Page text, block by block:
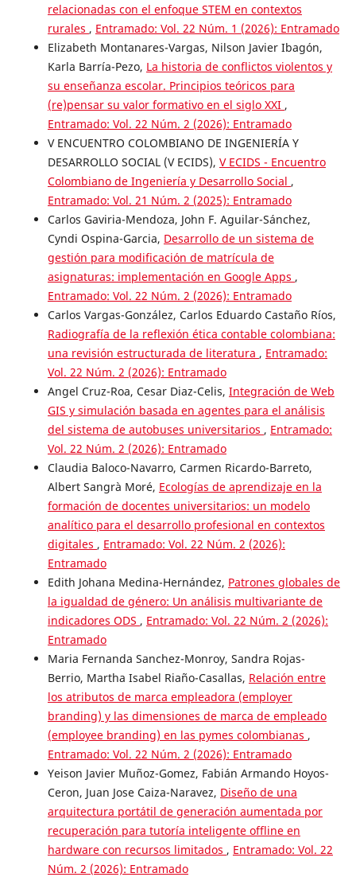
relacionadas con el enfoque STEM en contextos
rurales , Entramado: Vol. 22 Núm. 1 (2026): Entramado
Elizabeth Montanares-Vargas, Nilson Javier Ibagón,
Karla Barría-Pezo, La historia de conflictos violentos y
su enseñanza escolar. Principios teóricos para
(re)pensar su valor formativo en el siglo XXI ,
Entramado: Vol. 22 Núm. 2 (2026): Entramado
V ENCUENTRO COLOMBIANO DE INGENIERÍA Y
DESARROLLO SOCIAL (V ECIDS), V ECIDS - Encuentro
Colombiano de Ingeniería y Desarrollo Social ,
Entramado: Vol. 21 Núm. 2 (2025): Entramado
Carlos Gaviria-Mendoza, John F. Aguilar-Sánchez,
Cyndi Ospina-Garcia, Desarrollo de un sistema de
gestión para modificación de matrícula de
asignaturas: implementación en Google Apps ,
Entramado: Vol. 22 Núm. 2 (2026): Entramado
Carlos Vargas-González, Carlos Eduardo Castaño Ríos,
Radiografía de la reflexión ética contable colombiana:
una revisión estructurada de literatura , Entramado:
Vol. 22 Núm. 2 (2026): Entramado
Angel Cruz-Roa, Cesar Diaz-Celis, Integración de Web
GIS y simulación basada en agentes para el análisis
del sistema de autobuses universitarios , Entramado:
Vol. 22 Núm. 2 (2026): Entramado
Claudia Baloco-Navarro, Carmen Ricardo-Barreto,
Albert Sangrà Moré, Ecologías de aprendizaje en la
formación de docentes universitarios: un modelo
analítico para el desarrollo profesional en contextos
digitales , Entramado: Vol. 22 Núm. 2 (2026):
Entramado
Edith Johana Medina-Hernández, Patrones globales de
la igualdad de género: Un análisis multivariante de
indicadores ODS , Entramado: Vol. 22 Núm. 2 (2026):
Entramado
Maria Fernanda Sanchez-Monroy, Sandra Rojas-
Berrio, Martha Isabel Riaño-Casallas, Relación entre
los atributos de marca empleadora (employer
branding) y las dimensiones de marca de empleado
(employee branding) en las pymes colombianas ,
Entramado: Vol. 22 Núm. 2 (2026): Entramado
Yeison Javier Muñoz-Gomez, Fabián Armando Hoyos-
Ceron, Juan Jose Caiza-Naravez, Diseño de una
arquitectura portátil de generación aumentada por
recuperación para tutoría inteligente offline en
hardware con recursos limitados , Entramado: Vol. 22
Núm. 2 (2026): Entramado